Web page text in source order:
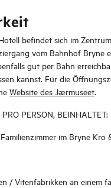
befindet sich im
vom Bahnhof Bryne
gut per Bahn
kannst. Für die
Website des Jærmuseet.
PERSON, BEINHALTET:
im Bryne Kro
/ Vitenfabrikken an einem